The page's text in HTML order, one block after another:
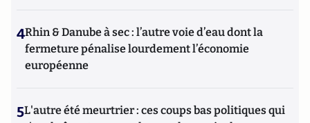
4Rhin & Danube à sec : l’autre voie d’eau dont la
fermeture pénalise lourdement l’économie
européenne
5L'autre été meurtrier : ces coups bas politiques qui